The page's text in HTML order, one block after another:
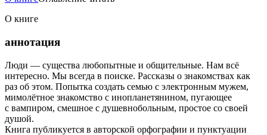
О книге
аннотация
Люди — существа любопытные и общительные. Нам всё
интересно. Мы всегда в поиске. Рассказы о знакомствах как
раз об этом. Попытка создать семью с электронным мужем,
мимолётное знакомство с инопланетянином, пугающее
с вампиром, смешное с душевнобольным, простое со своей
душой.
Книга публикуется в авторской орфографии и пунктуации